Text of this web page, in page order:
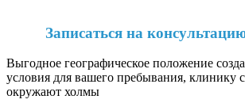
Записаться на
Выгодное географическое положение
условия для вашего пребывания, клинику
окружают холмы